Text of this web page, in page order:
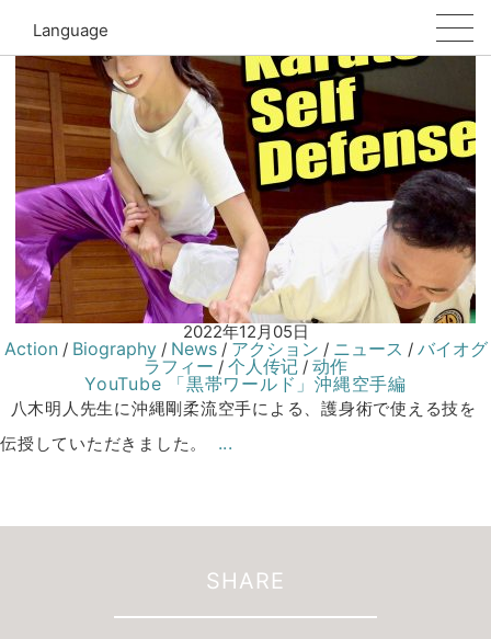
Language
2022年12月05日
Action/ Biography/ News/ アクション / ニュース / バイオグ
ラフィー / 个人传记 / 动作
YouTube 「黒帯ワールド」沖縄空手編
八木明人先生に沖縄剛柔流空手による、護身術で使える技を
伝授していただきました。 ...
SHARE